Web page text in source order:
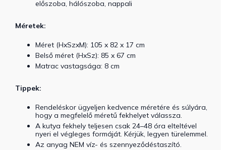
előszoba, hálószoba, nappali
Méretek:
Méret (HxSzxM): 105 x 82 x 17 cm
Belső méret (HxSz): 85 x 67 cm
Matrac vastagsága: 8 cm
Tippek:
Rendeléskor ügyeljen kedvence méretére és súlyára,
hogy a megfelelő méretű fekhelyet válassza.
A kutya fekhely teljesen csak 24–48 óra elteltével
nyeri el végleges formáját. Kérjük, legyen türelemmel.
Az anyag NEM víz- és szennyeződéstaszító.